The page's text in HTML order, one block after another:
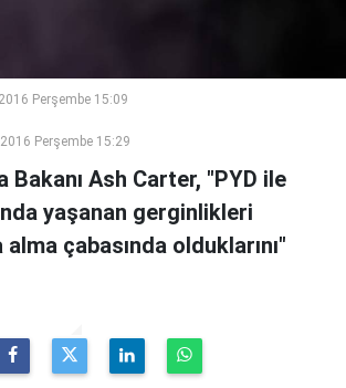
Perşembe 15:09
Perşembe 15:29
Bakanı Ash Carter, "PYD ile
yaşanan gerginlikleri
çabasında olduklarını"